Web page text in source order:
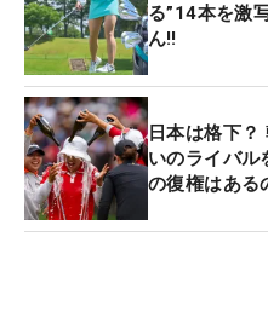
る”14本を激
ん‼
日本は格下
いのライバル
の復権はある